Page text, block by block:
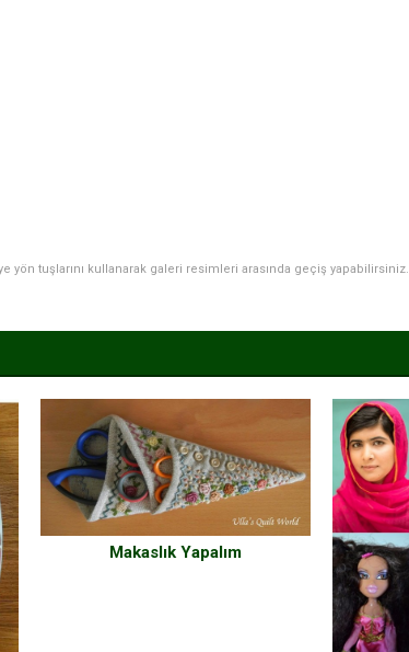
yön tuşlarını kullanarak galeri resimleri arasında geçiş yapabilirsiniz.
Makaslık Yapalım